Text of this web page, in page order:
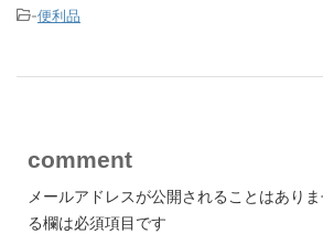
-便利品
comment
メールアドレスが公開されることはありま
る欄は必須項目です